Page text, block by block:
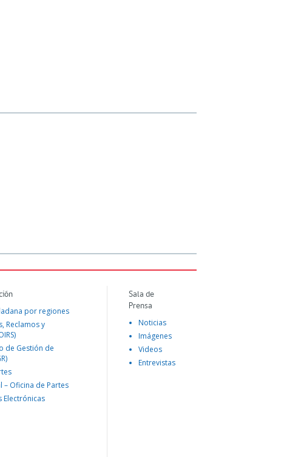
por regiones
Reclamos y
de Gestión de
– Oficina de Partes
Electrónicas
Sala de
Prensa
Noticias
Imágenes
Videos
Entrevistas